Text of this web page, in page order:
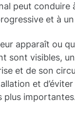
peut conduire
et à
apparaît ou
sont visibles,
et de son
et
plus